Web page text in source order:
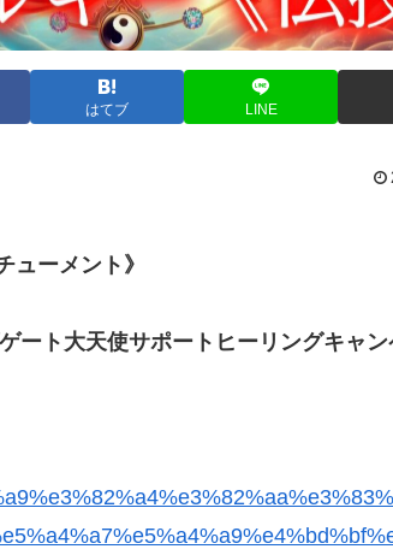
はてブ LINE
ューメント》
ト大天使サポートヒーリングキャ